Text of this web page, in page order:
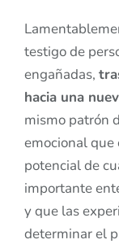
testigo de
engañadas,
hacia una
mismo patrón
emocional
potencial de
importante
y que las
determinar el